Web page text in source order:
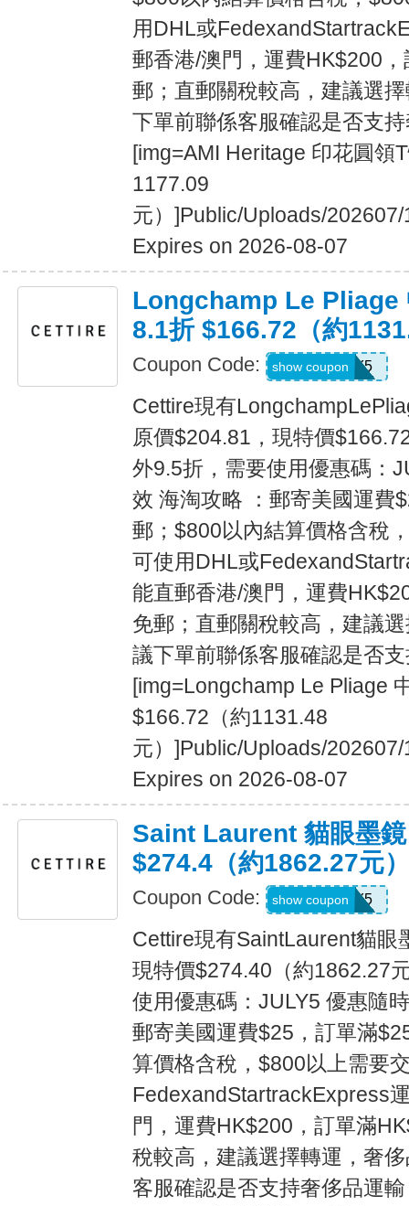
用DHL或
郵香港/澳門，運費HK$200
郵；直郵關稅較高，建議選
下單前聯係客服確認是否支
[img=AMI Heritage 印花圓領
1177.09
元）]Public/Uploads/
Expires on 2026-08-07
Longchamp Le Pliage
8.1折 $166.72（約
Coupon Code: JULY5
show coupon
Cettire現有
原價$204.81，現特價
外9.5折，需要使用優惠碼：
效 海淘攻略 ：郵寄美國運費
郵；$800以內結算價格含稅
可使用DHL或
能直郵香港/澳門，運費
免郵；直郵關稅較高，建議
議下單前聯係客服確認是否
[img=Longchamp Le Pliage
$166.72（約1131.48
元）]Public/Uploads/
Expires on 2026-08-07
Saint Laurent 貓眼墨
$274.4（約1862.27元）
Coupon Code: JULY5
show coupon
Cettire現有SaintLaurent貓眼
現特價$274.40（約1862.27
使用優惠碼：JULY5 優惠隨
郵寄美國運費$25，訂單滿
算價格含稅，$800以上需要
FedexandStartrackExpress
門，運費HK$200，訂單滿
稅較高，建議選擇轉運，奢
客服確認是否支持奢侈品運